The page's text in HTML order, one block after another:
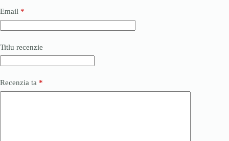
Email *
Titlu recenzie
Recenzia ta *